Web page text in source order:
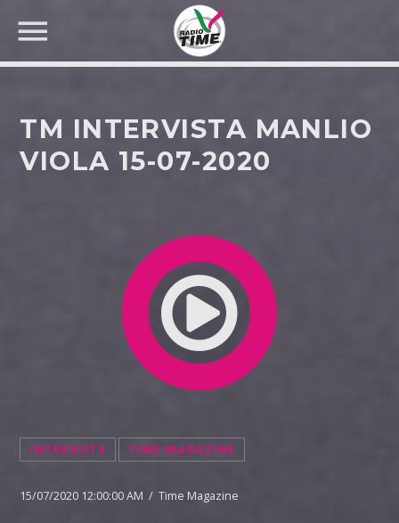
TM INTERVISTA MANLIO
VIOLA 15-07-2020
INTERVISTE TIME MAGAZINE
15/07/2020 12:00:00 AM / Time Magazine